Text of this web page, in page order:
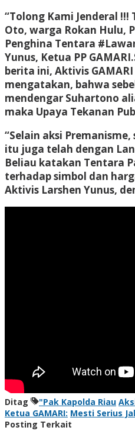
“Tolong Kami Jenderal
Oto, warga Rokan Hulu,
Penghina Tentara
Yunus, Ketua PP GAMARI.
berita ini, Aktivis
mengatakan, bahwa
mendengar Suhartono
maka Upaya Tekanan
“Selain aksi
itu juga telah dengan
Beliau katakan Tentara
terhadap simbol dan
Aktivis Larshen Yunus,
Ditag "Pak Kapolda Riau
Ketua GAMARI: Mesti Serius
Posting Terkait